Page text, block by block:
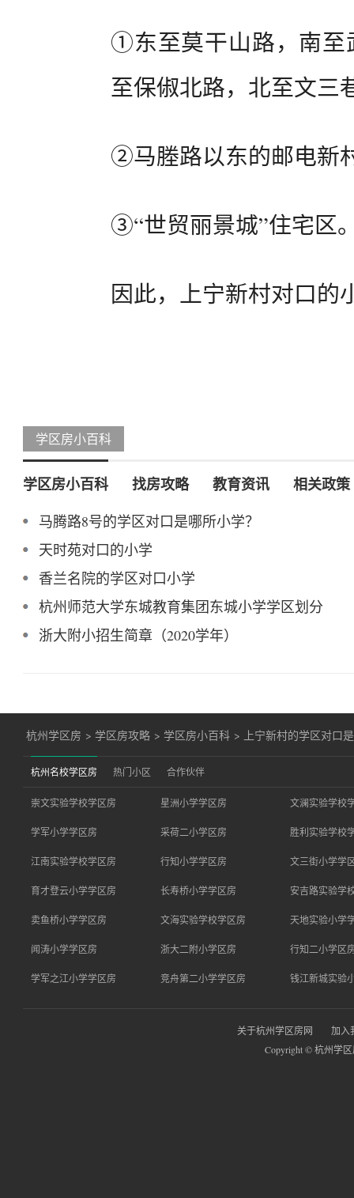
①东至莫干山路，南至
至保俶北路，北至文三
②马塍路以东的邮电新
③“世贸丽景城”住宅区
因此，上宁新村对口的
学区房小百科
学区房小百科 找房攻略 教育资讯 相关政策
马腾路8号的学区对口是哪所小学？
天时苑对口的小学
香兰名院的学区对口小学
杭州师范大学东城教育集团东城小学学区划分
浙大附小招生简章（2020学年）
杭州学区房 > 学区房攻略 > 学区房小百科 > 上宁新村的学区对口
杭州名校学区房 热门小区 合作伙伴
崇文实验学校学区房 星洲小学学区房 文澜实验学校
学军小学学区房 采荷二小学区房 胜利实验学校
江南实验学校学区房 行知小学学区房 文三街小学学
育才登云小学学区房 长寿桥小学学区房 安吉路实验学
卖鱼桥小学学区房 文海实验学校学区房 天地实验小学
闻涛小学学区房 浙大二附小学区房 行知二小学区
学军之江小学学区房 竞舟第二小学学区房 钱江新城实验
关于杭州学区房网
加入
Copyright © 杭州学